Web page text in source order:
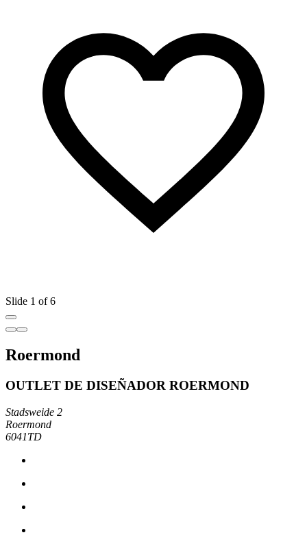
Slide 1 of 6
Roermond
OUTLET DE DISEÑADOR ROERMOND
Stadsweide 2
Roermond
6041TD